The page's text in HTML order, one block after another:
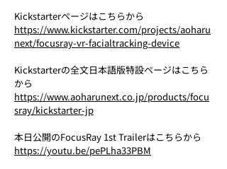
Kickstarterページはこちらから
https://www.kickstarter.com/projects/aoharu
next/focusray-vr-facialtracking-device
Kickstarterの全文日本語版特設ページはこちら
から
https://www.aoharunext.co.jp/products/focu
sray/kickstarter-jp
本日公開のFocusRay 1st Trailerはこちらから
https://youtu.be/pePLha33PBM